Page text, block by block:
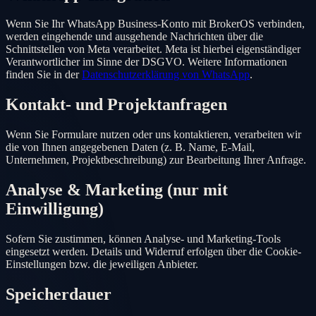
Wenn Sie Ihr WhatsApp Business-Konto mit BrokerOS verbinden,
werden eingehende und ausgehende Nachrichten über die
Schnittstellen von Meta verarbeitet. Meta ist hierbei eigenständiger
Verantwortlicher im Sinne der DSGVO. Weitere Informationen
finden Sie in der Datenschutzerklärung von WhatsApp.
Kontakt- und Projektanfragen
Wenn Sie Formulare nutzen oder uns kontaktieren, verarbeiten wir
die von Ihnen angegebenen Daten (z. B. Name, E-Mail,
Unternehmen, Projektbeschreibung) zur Bearbeitung Ihrer Anfrage.
Analyse & Marketing (nur mit
Einwilligung)
Sofern Sie zustimmen, können Analyse- und Marketing-Tools
eingesetzt werden. Details und Widerruf erfolgen über die Cookie-
Einstellungen bzw. die jeweiligen Anbieter.
Speicherdauer